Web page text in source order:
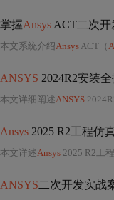
掌握Ansys ACT二次开
本文系统介绍Ansys ACT（
ANSYS 2024R2安装
本文详细阐述ANSYS 2024R2本地
Ansys 2025 R2工程仿
本文详述Ansys 2025 R2工程仿真环
ANSYS二次开发实战